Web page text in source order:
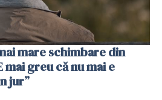
mare schimbare din
mai greu că nu mai e
jur”